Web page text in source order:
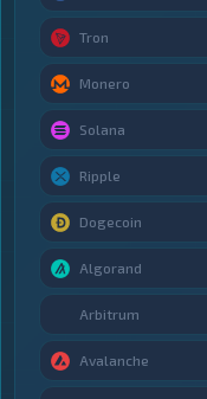
Tron
Monero
Solana
Ripple
Dogecoin
Algorand
Arbitrum
Avalanche